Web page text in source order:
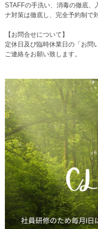
STAFFの手洗い、消毒の徹底、
ナ対策は徹底し、完全予約制で
【お問合せについて】
定休日及び臨時休業日の「お問
ご連絡をお願い致します。